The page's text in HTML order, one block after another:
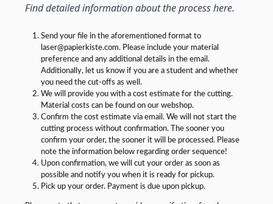
Find detailed information about the process here.
Send your file in the aforementioned format to
laser@papierkiste.com. Please include your material
preference and any additional details in the email.
Additionally, let us know if you are a student and whether
you need the cut-offs as well.
We will provide you with a cost estimate for the cutting.
Material costs can be found on our webshop.
Confirm the cost estimate via email. We will not start the
cutting process without confirmation. The sooner you
confirm your order, the sooner it will be processed. Please
note the information below regarding order sequence!
Upon confirmation, we will cut your order as soon as
possible and notify you when it is ready for pickup.
Pick up your order. Payment is due upon pickup.